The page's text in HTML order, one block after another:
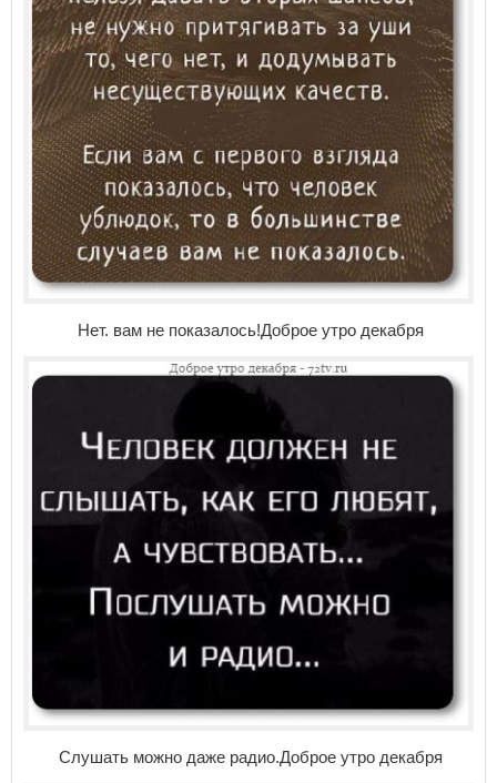
Нет. вам не показалось!Доброе утро декабря
Слушать можно даже радио.Доброе утро декабря